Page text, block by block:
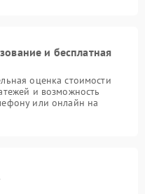
и бесплатная
оценка стоимости
и возможность
или онлайн на